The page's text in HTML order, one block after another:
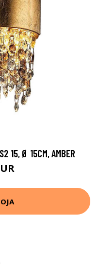
15, Ø 15CM, AMBER